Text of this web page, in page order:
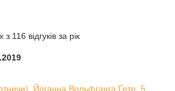
116 відгуків за рік
Йоганна Вольфганга Ґете, 5 ,